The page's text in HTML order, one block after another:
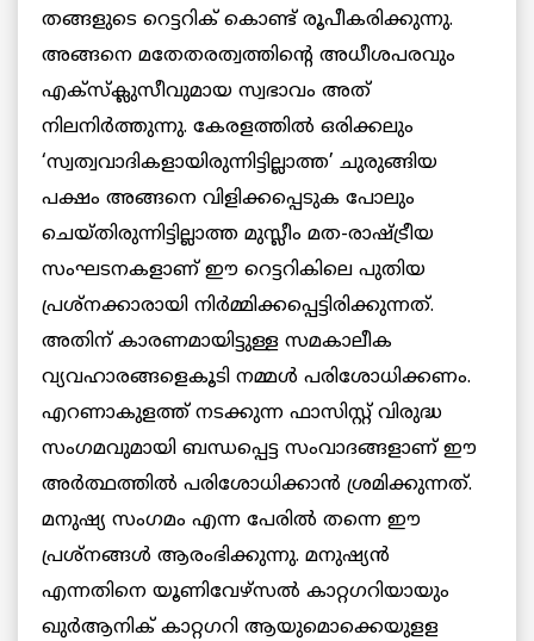
തങ്ങളുടെ റെട്ടറിക് കൊണ്ട് രൂപീകരിക്കുന്നു.
അങ്ങനെ മതേതരത്വത്തിന്റെ അധീശപരവും
എക്‌സ്‌ക്ലുസീവുമായ സ്വഭാവം അത്
നിലനിര്‍ത്തുന്നു. കേരളത്തില്‍ ഒരിക്കലും
‘സ്വത്വവാദികളായിരുന്നിട്ടില്ലാത്ത’ ചുരുങ്ങിയ
പക്ഷം അങ്ങനെ വിളിക്കപ്പെടുക പോലും
ചെയ്തിരുന്നിട്ടില്ലാത്ത മുസ്ലീം മത-രാഷ്ട്രീയ
സംഘടനകളാണ് ഈ റെട്ടറികിലെ പുതിയ
പ്രശ്‌നക്കാരായി നിര്‍മ്മിക്കപ്പെട്ടിരിക്കുന്നത്.
അതിന് കാരണമായിട്ടുള്ള സമകാലീക
വ്യവഹാരങ്ങളെകൂടി നമ്മള്‍ പരിശോധിക്കണം.
എറണാകുളത്ത് നടക്കുന്ന ഫാസിസ്റ്റ് വിരുദ്ധ
സംഗമവുമായി ബന്ധപ്പെട്ട സംവാദങ്ങളാണ് ഈ
അര്‍ത്ഥത്തില്‍ പരിശോധിക്കാന്‍ ശ്രമിക്കുന്നത്.
മനുഷ്യ സംഗമം എന്ന പേരില്‍ തന്നെ ഈ
പ്രശ്‌നങ്ങള്‍ ആരംഭിക്കുന്നു. മനുഷ്യന്‍
എന്നതിനെ യൂണിവേഴ്‌സല്‍ കാറ്റഗറിയായും
ഖുര്‍ആനിക് കാറ്റഗറി ആയുമൊക്കെയുളള